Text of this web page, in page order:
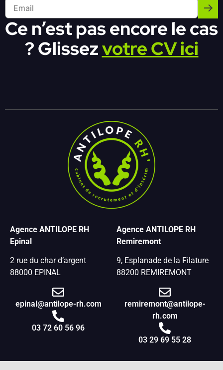
Ce n’est pas encore le cas
? Glissezvotre CV ici
Agence ANTILOPE RH
Epinal
2 rue du char d’argent
88000 EPINAL
epinal@antilope-rh.com
03 72 60 56 96
Agence ANTILOPE RH
Remiremont
9, Esplanade de la Filature
88200 REMIREMONT
remiremont@antilope-
rh.com
03 29 69 55 28